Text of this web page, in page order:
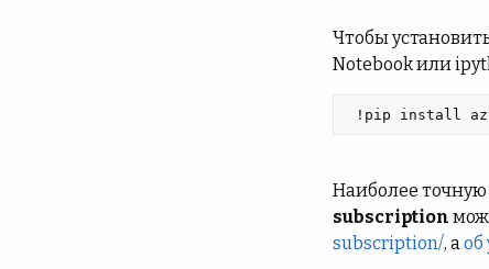
Чтобы
Notebook или
!pip install
Наиболее
subscription
subscription/, аоб